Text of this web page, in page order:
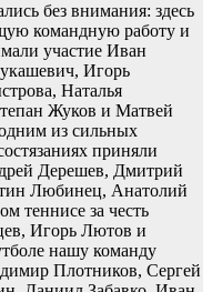
без внимания: здесь
командную работу и
участие Иван
Игорь
Наталья
Жуков и Матвей
из сильных
приняли
Дерешев, Дмитрий
Любинец, Анатолий
теннисе за честь
Игорь Лютов и
нашу команду
Плотников, Сергей